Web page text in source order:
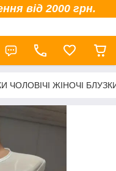
від 2000 грн.
ЧОЛОВІЧІ ЖІНОЧІ